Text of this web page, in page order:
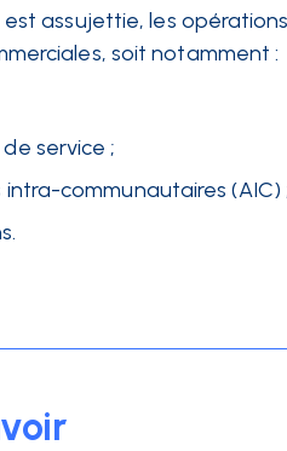
est assujettie, les
soit notamment :
service ;
intra-communautaires (AIC)